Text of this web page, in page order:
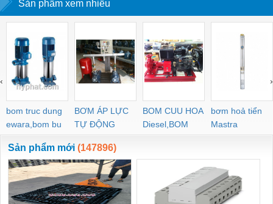
Sản phẩm xem nhiều
bom truc dung
ewara,bom bu
ewara
BƠM ÁP LỰC
TỰ ĐỘNG
BOM CUU HOA
Diesel,BOM
CHUA CHAY
bơm hoả tiển
Mastra
‹ ›
Sản phẩm mới (147896)